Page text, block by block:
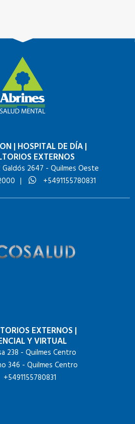
|HOSPITAL DE DÍA|
EXTERNOS
2647 - Quilmes Oeste
| +5491155780831
EXTERNOS |
Y VIRTUAL
238 - Quilmes Centro
346 - Quilmes Centro
+5491155780831